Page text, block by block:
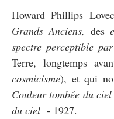
Howard Phillips
Grands Anciens, des
spectre perceptible
Terre, longtemps
cosmicisme), et qui
Couleur tombée du ciel
du ciel - 1927.